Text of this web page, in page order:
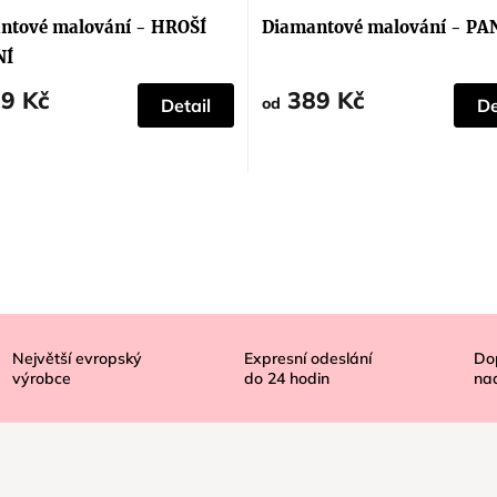
malování - HROŠÍ
Kč Detail
Diamantové malování -
produktu
je
hvězdiček.
od 389 Kč
Největší evropský
výrobce
Expresní odeslání
do 24hodin